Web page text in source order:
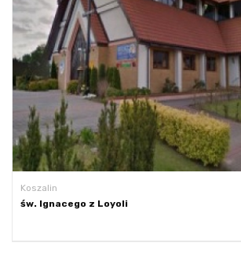
Koszalin
św. Ignacego z Loyoli